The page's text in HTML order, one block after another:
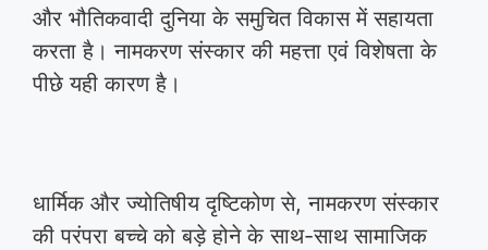
और भौतिकवादी दुनिया के समुचित विकास में सहायता
करता है। नामकरण संस्कार की महत्ता एवं विशेषता के
पीछे यही कारण है।
धार्मिक और ज्योतिषीय दृष्टिकोण से, नामकरण संस्कार
की परंपरा बच्चे को बड़े होने के साथ-साथ सामाजिक